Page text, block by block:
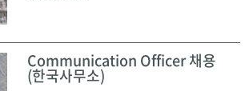
Communication Officer 채용
(한국사무소)